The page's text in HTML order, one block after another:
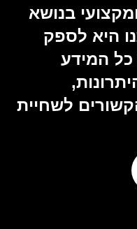
בנושא
היא לספק
המידע
לשחיית